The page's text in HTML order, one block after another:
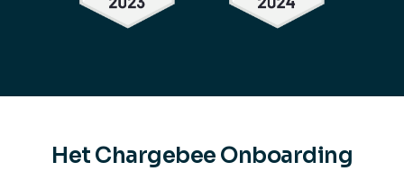
Het Chargebee Onboarding